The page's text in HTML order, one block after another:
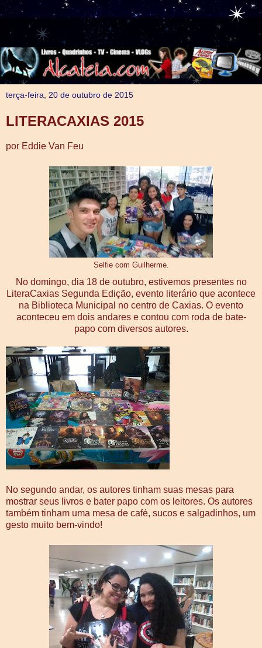
terça-feira, 20 de outubro de 2015
LITERACAXIAS 2015
por Eddie Van Feu
Selfie com Guilherme.
No domingo, dia 18 de outubro, estivemos presentes no
LiteraCaxias Segunda Edição, evento literário que acontece
na Biblioteca Municipal no centro de Caxias. O evento
aconteceu em dois andares e contou com roda de bate-
papo com diversos autores.
No segundo andar, os autores tinham suas mesas para
mostrar seus livros e bater papo com os leitores. Os autores
também tinham uma mesa de café, sucos e salgadinhos, um
gesto muito bem-vindo!